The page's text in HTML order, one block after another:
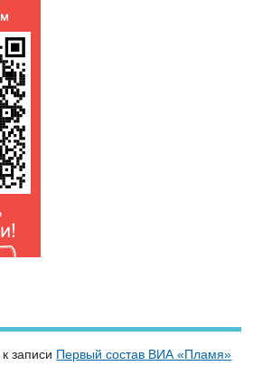
к записи Первый состав ВИА «Пламя»